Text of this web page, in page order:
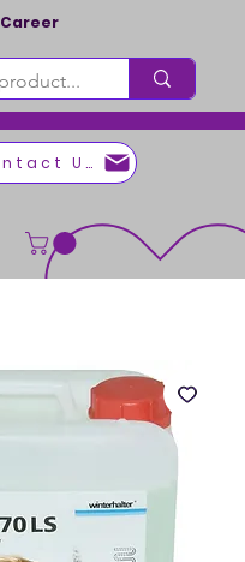
Career
Contact Us